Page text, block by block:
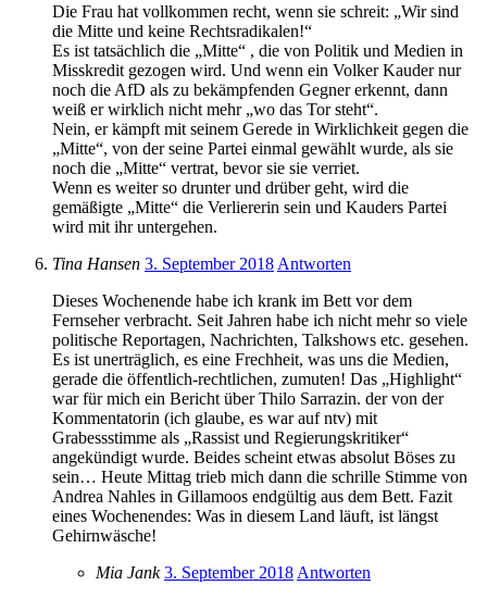
Die Frau hat vollkommen recht, wenn sie schreit: „Wir sind
die Mitte und keine Rechtsradikalen!“
Es ist tatsächlich die „Mitte“ , die von Politik und Medien in
Misskredit gezogen wird. Und wenn ein Volker Kauder nur
noch die AfD als zu bekämpfenden Gegner erkennt, dann
weiß er wirklich nicht mehr „wo das Tor steht“.
Nein, er kämpft mit seinem Gerede in Wirklichkeit gegen die
„Mitte“, von der seine Partei einmal gewählt wurde, als sie
noch die „Mitte“ vertrat, bevor sie sie verriet.
Wenn es weiter so drunter und drüber geht, wird die
gemäßigte „Mitte“ die Verliererin sein und Kauders Partei
wird mit ihr untergehen.
Tina Hansen 3. September 2018 Antworten
Dieses Wochenende habe ich krank im Bett vor dem
Fernseher verbracht. Seit Jahren habe ich nicht mehr so viele
politische Reportagen, Nachrichten, Talkshows etc. gesehen.
Es ist unerträglich, es eine Frechheit, was uns die Medien,
gerade die öffentlich-rechtlichen, zumuten! Das „Highlight“
war für mich ein Bericht über Thilo Sarrazin. der von der
Kommentatorin (ich glaube, es war auf ntv) mit
Grabessstimme als „Rassist und Regierungskritiker“
angekündigt wurde. Beides scheint etwas absolut Böses zu
sein… Heute Mittag trieb mich dann die schrille Stimme von
Andrea Nahles in Gillamoos endgültig aus dem Bett. Fazit
eines Wochenendes: Was in diesem Land läuft, ist längst
Gehirnwäsche!
Mia Jank 3. September 2018 Antworten